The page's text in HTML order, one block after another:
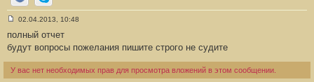
СайтSkype
о
б
е
02.04.2013, 10:48
полный отчет
будут вопросы пожелания пишите строго не судите
У вас нет необходимых прав для просмотра вложений в этом сообщении.